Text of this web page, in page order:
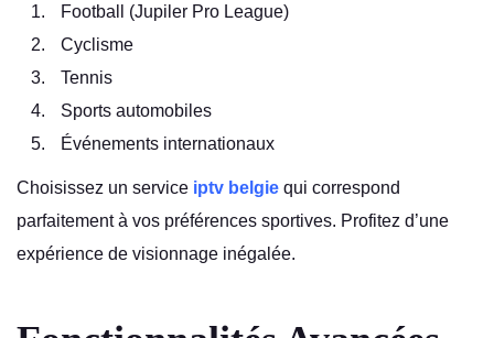
Football (Jupiler Pro League)
Cyclisme
Tennis
Sports automobiles
Événements internationaux
Choisissez un service iptv belgie qui correspond
parfaitement à vos préférences sportives. Profitez d’une
expérience de visionnage inégalée.